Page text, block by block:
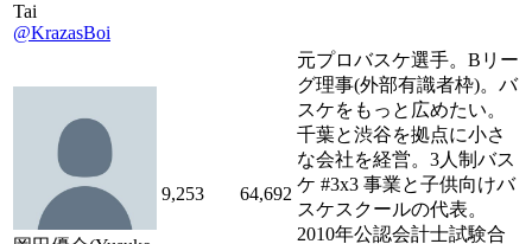
Tai
@KrazasBoi
9,253 64,692
元プロバスケ選手。Bリー
グ理事(外部有識者枠)。バ
スケをもっと広めたい。
千葉と渋谷を拠点に小さ
な会社を経営。3人制バス
ケ #3x3 事業と子供向けバ
スケスクールの代表。
2010年公認会計士試験合